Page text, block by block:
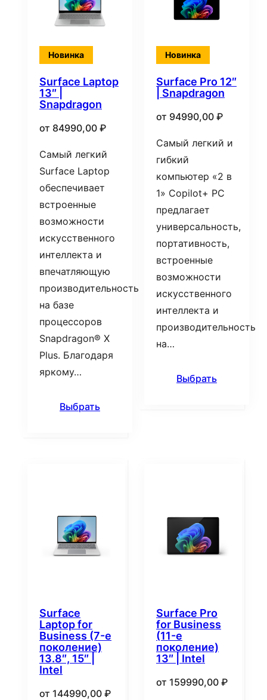
Новинка
Surface Laptop
13″ |
Snapdragon
от 84990,00 ₽
Самый легкий
Surface Laptop
обеспечивает
встроенные
возможности
искусственного
интеллекта и
впечатляющую
производительность
на базе
процессоров
Snapdragon® X
Plus. Благодаря
яркому…
Выбрать
Новинка
Surface Pro 12″
| Snapdragon
от 94990,00 ₽
Самый легкий и
гибкий
компьютер «2 в
1» Copilot+ PC
предлагает
универсальность,
портативность,
встроенные
возможности
искусственного
интеллекта и
производительность
на…
Выбрать
Surface
Laptop for
Business (7-е
поколение)
13.8″, 15″ |
Intel
от 144990,00 ₽
Surface Pro
for Business
(11-е
поколение)
13″ | Intel
от 159990,00 ₽